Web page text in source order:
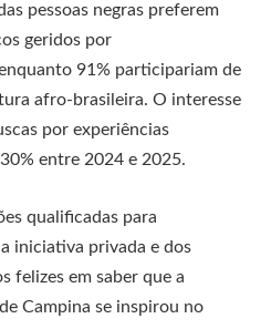
pessoas negras preferem
geridos por
91% participariam de
afro-brasileira. O interesse
por experiências
entre 2024 e 2025.
qualificadas para
iniciativa privada e dos
felizes em saber que a
Campina se inspirou no